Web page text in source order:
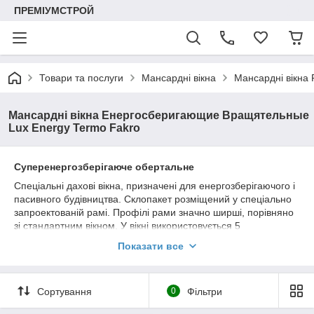
ПРЕМІУМСТРОЙ
Товари та послуги Мансардні вікна Мансардні вікна
Мансардні вікна Енергосберигающие Вращятельные
Lux Energy Termo Fakro
Суперенергозберігаюче обертальне
Спеціальні дахові вікна, призначені для енергозберігаючого і
пасивного будівництва. Склопакет розміщений у спеціально
запроектованій рамі. Профілі рами значно ширші, порівняно
зі стандартним вікном. У вікні використовується 5
холоду і гарантує кращу термоізоляцію вікон.
Вікна відчиняються обертальним способом, завіси розміщені
вище половини висоти вікна, завдяки чому навіть висока
людина може комфортно стояти біля відчиненого вікна.
Показати все
Сортування 0 Фільтри